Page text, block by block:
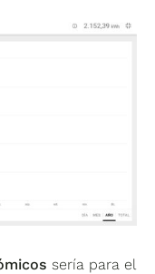
sería para el